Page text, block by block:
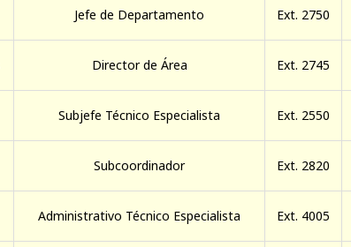
Jefe de Departamento Ext. 2750
Director de Área Ext. 2745
Subjefe Técnico Especialista Ext. 2550
Subcoordinador Ext. 2820
Administrativo Técnico Especialista Ext. 4005